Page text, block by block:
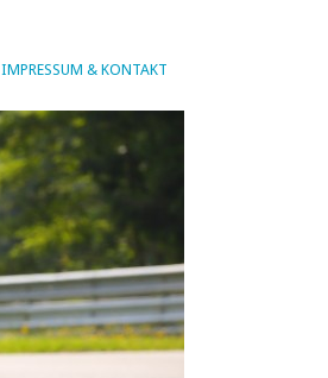
IMPRESSUM & KONTAKT